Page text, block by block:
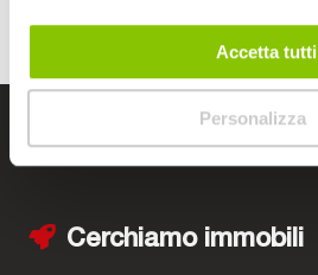
Accetta tutti
Personalizza
I negozi Bep's
Cerchiamo immobili